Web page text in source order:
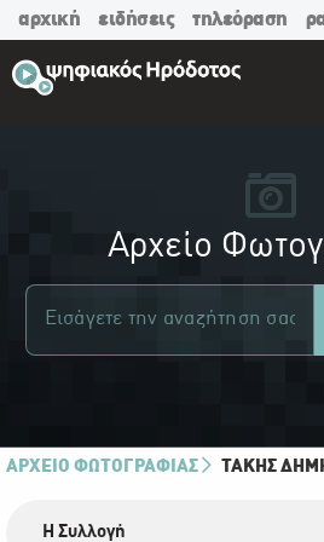
αρχική ειδήσεις τηλεόραση
Αρχείο
ΑΡΧΕΙΟ ΦΩΤΟΓΡΑΦΙΑΣ ΤΆΚΗΣ
Η Συλλογή